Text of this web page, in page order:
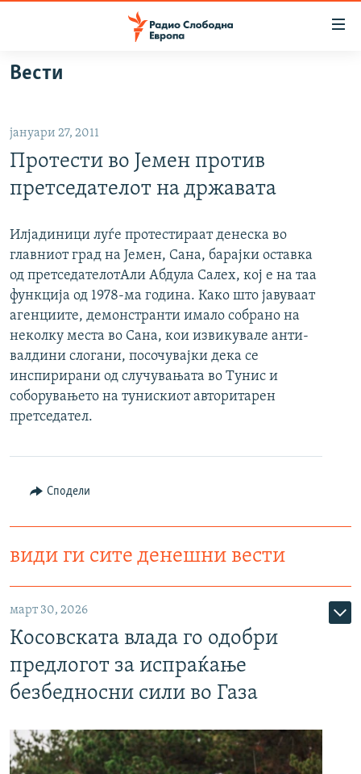
Оди
на
Оди
на
главната
навигација
Премини
на
пребарување
ВИЗУЕЛНО
ВЕСТИ
ШТО ТРЕБА ДА ЗНАЕТЕ
ПРИЈАВИ СЕ ЗА ЊУЗЛЕТЕР
ПОДКАСТ ЗОШТО?
СЛЕДЕТЕ НЕ
РСЕ веб страници
Вести
јануари 27, 2011
Протести во Јемен против
претседателот на државата
Илјадиници луѓе протестираат денеска во
главниот град на Јемен, Сана, барајки оставка
од претседателотАли Абдула Салех, кој е на таа
функција од 1978-ма година. Како што јавуваат
агенциите, демонстранти имало собрано на
неколку места во Сана, кои извикувале анти-
валдини слогани, посочувајки дека се
инспирирани од случувањата во Тунис и
соборувањето на тунискиот авторитарен
претседател.
Сподели
види ги сите денешни вести
март 30, 2026
Косовската влада го одобри
предлогот за испраќање
безбедносни сили во Газа